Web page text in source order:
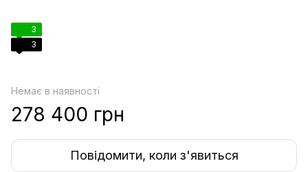
3
3
Немає в наявності
278 400 грн
Повідомити, коли з'явиться